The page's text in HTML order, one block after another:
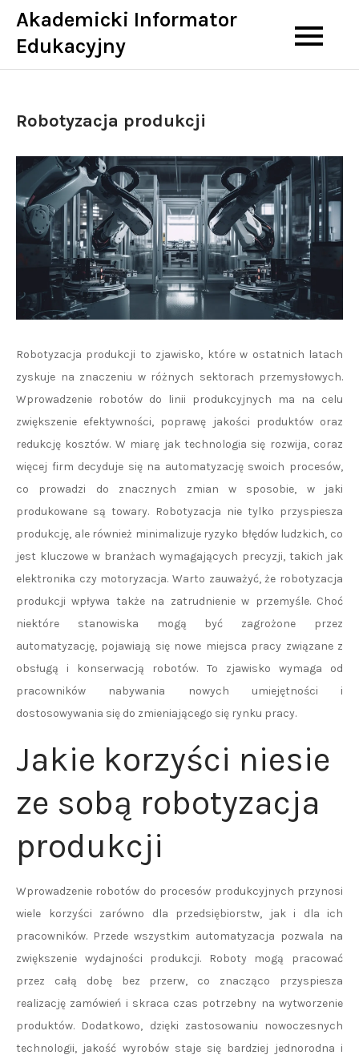
Skip
content
Akademicki Informator
Edukacyjny
Robotyzacja produkcji
Robotyzacja produkcji to zjawisko, które w ostatnich latach
zyskuje na znaczeniu w różnych sektorach przemysłowych.
Wprowadzenie robotów do linii produkcyjnych ma na celu
zwiększenie efektywności, poprawę jakości produktów oraz
redukcję kosztów. W miarę jak technologia się rozwija, coraz
więcej firm decyduje się na automatyzację swoich procesów,
co prowadzi do znacznych zmian w sposobie, w jaki
produkowane są towary. Robotyzacja nie tylko przyspiesza
produkcję, ale również minimalizuje ryzyko błędów ludzkich, co
jest kluczowe w branżach wymagających precyzji, takich jak
elektronika czy motoryzacja. Warto zauważyć, że robotyzacja
produkcji wpływa także na zatrudnienie w przemyśle. Choć
niektóre stanowiska mogą być zagrożone przez
automatyzację, pojawiają się nowe miejsca pracy związane z
obsługą i konserwacją robotów. To zjawisko wymaga od
pracowników nabywania nowych umiejętności i
dostosowywania się do zmieniającego się rynku pracy.
Jakie korzyści niesie
ze sobą robotyzacja
produkcji
Wprowadzenie robotów do procesów produkcyjnych przynosi
wiele korzyści zarówno dla przedsiębiorstw, jak i dla ich
pracowników. Przede wszystkim automatyzacja pozwala na
zwiększenie wydajności produkcji. Roboty mogą pracować
przez całą dobę bez przerw, co znacząco przyspiesza
realizację zamówień i skraca czas potrzebny na wytworzenie
produktów. Dodatkowo, dzięki zastosowaniu nowoczesnych
technologii, jakość wyrobów staje się bardziej jednorodna i